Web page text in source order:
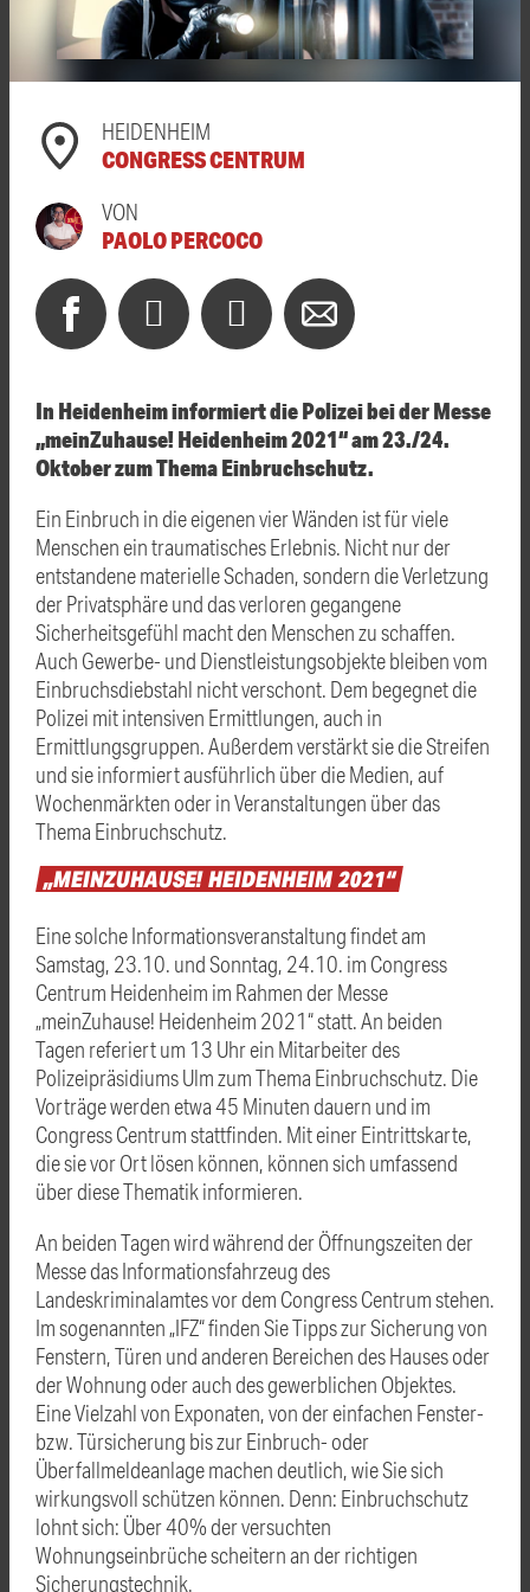
HEIDENHEIM
CONGRESS CENTRUM
VON
PAOLO PERCOCO
In Heidenheim informiert die Polizei bei der Messe
„meinZuhause! Heidenheim 2021“ am 23./24.
Oktober zum Thema Einbruchschutz.
Ein Einbruch in die eigenen vier Wänden ist für viele
Menschen ein traumatisches Erlebnis. Nicht nur der
entstandene materielle Schaden, sondern die Verletzung
der Privatsphäre und das verloren gegangene
Sicherheitsgefühl macht den Menschen zu schaffen.
Auch Gewerbe- und Dienstleistungsobjekte bleiben vom
Einbruchsdiebstahl nicht verschont. Dem begegnet die
Polizei mit intensiven Ermittlungen, auch in
Ermittlungsgruppen. Außerdem verstärkt sie die Streifen
und sie informiert ausführlich über die Medien, auf
Wochenmärkten oder in Veranstaltungen über das
Thema Einbruchschutz.
„MEINZUHAUSE!HEIDENHEIM 2021“
Eine solche Informationsveranstaltung findet am
Samstag, 23.10. und Sonntag, 24.10. im Congress
Centrum Heidenheim im Rahmen der Messe
„meinZuhause! Heidenheim 2021“ statt. An beiden
Tagen referiert um 13 Uhr ein Mitarbeiter des
Polizeipräsidiums Ulm zum Thema Einbruchschutz. Die
Vorträge werden etwa 45 Minuten dauern und im
Congress Centrum stattfinden. Mit einer Eintrittskarte,
die sie vor Ort lösen können, können sich umfassend
über diese Thematik informieren.
An beiden Tagen wird während der Öffnungszeiten der
Messe das Informationsfahrzeug des
Landeskriminalamtes vor dem Congress Centrum stehen.
Im sogenannten „IFZ“ finden Sie Tipps zur Sicherung von
Fenstern, Türen und anderen Bereichen des Hauses oder
der Wohnung oder auch des gewerblichen Objektes.
Eine Vielzahl von Exponaten, von der einfachen Fenster-
bzw. Türsicherung bis zur Einbruch- oder
Überfallmeldeanlage machen deutlich, wie Sie sich
wirkungsvoll schützen können. Denn: Einbruchschutz
lohnt sich: Über 40% der versuchten
Wohnungseinbrüche scheitern an der richtigen
Sicherungstechnik.